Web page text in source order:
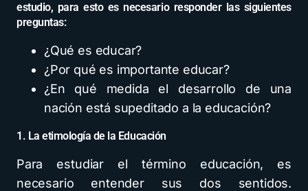
estudio, para esto es necesario responder las siguientes
preguntas:
¿Qué es educar?
¿Por qué es importante educar?
¿En qué medida el desarrollo de una
nación está supeditado a la educación?
1. La etimología de la Educación
Para estudiar el término educación, es
necesario entender sus dos sentidos.